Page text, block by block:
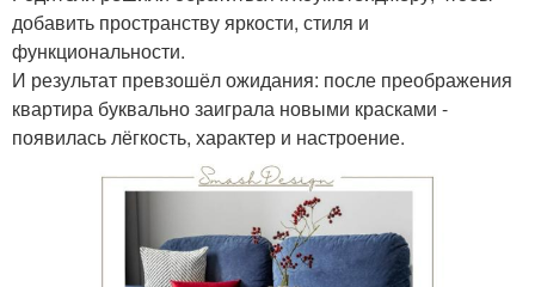
добавить пространству яркости, стиля и
функциональности.
И результат превзошёл ожидания: после преображения
квартира буквально заиграла новыми красками -
появилась лёгкость, характер и настроение.